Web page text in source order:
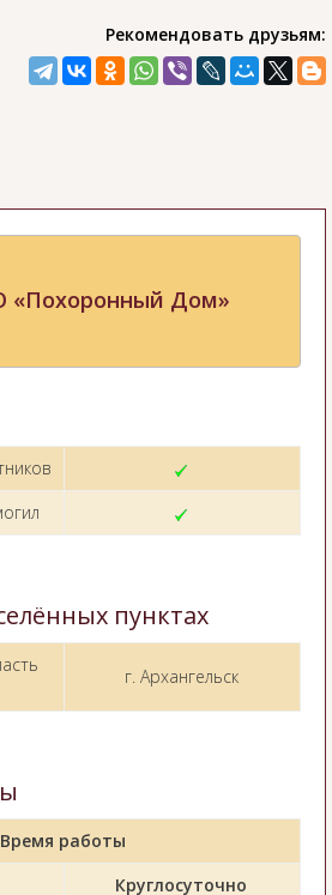
Рекомендовать друзьям:
«Похоронный Дом»
пунктах
г. Архангельск
Время работы
Круглосуточно